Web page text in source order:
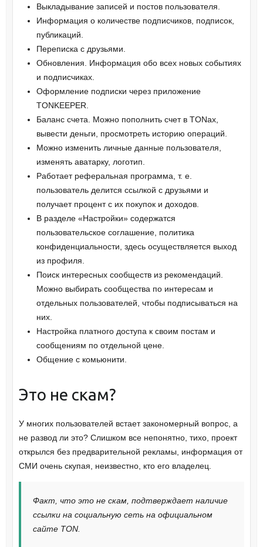
Выкладывание записей и постов пользователя.
Информация о количестве подписчиков, подписок,
публикаций.
Переписка с друзьями.
Обновления. Информация обо всех новых событиях
и подписчиках.
Оформление подписки через приложение
TONKEEPER.
Баланс счета. Можно пополнить счет в TONах,
вывести деньги, просмотреть историю операций.
Можно изменить личные данные пользователя,
изменять аватарку, логотип.
Работает реферальная программа, т. е.
пользователь делится ссылкой с друзьями и
получает процент с их покупок и доходов.
В разделе «Настройки» содержатся
пользовательское соглашение, политика
конфиденциальности, здесь осуществляется выход
из профиля.
Поиск интересных сообществ из рекомендаций.
Можно выбирать сообщества по интересам и
отдельных пользователей, чтобы подписываться на
них.
Настройка платного доступа к своим постам и
сообщениям по отдельной цене.
Общение с комьюнити.
Это не скам?
У многих пользователей встает закономерный вопрос, а
не развод ли это? Слишком все непонятно, тихо, проект
открылся без предварительной рекламы, информация от
СМИ очень скупая, неизвестно, кто его владелец.
Факт, что это не скам, подтверждает наличие
ссылки на социальную сеть на официальном
сайте TON.